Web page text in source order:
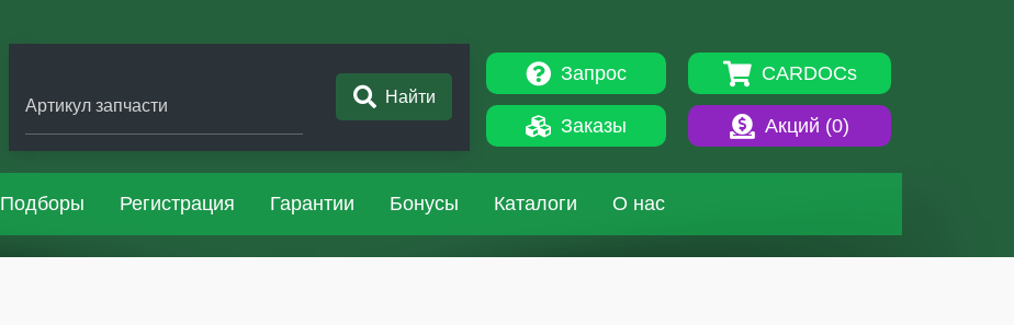
Артикул запчасти Найти
Запрос
Заказы
CARDOCs
Акций (0)
Подборы Регистрация Гарантии Бонусы Каталоги О нас